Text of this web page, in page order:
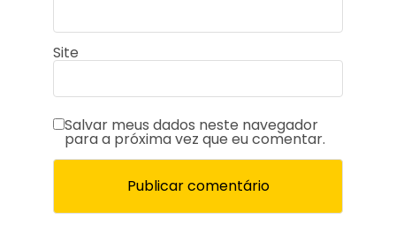
Site
Salvar meus dados neste navegador
para a próxima vez que eu comentar.